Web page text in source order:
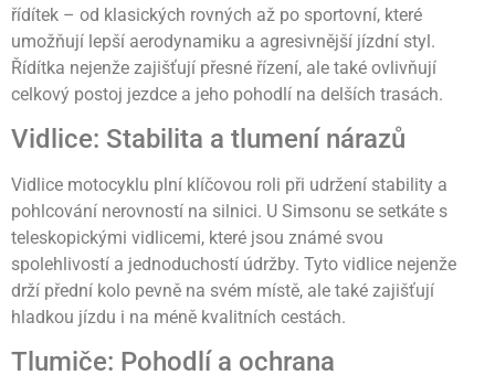
řídítek – od klasických rovných až po sportovní, které
umožňují lepší aerodynamiku a agresivnější jízdní styl.
Řídítka nejenže zajišťují přesné řízení, ale také ovlivňují
celkový postoj jezdce a jeho pohodlí na delších trasách.
Vidlice: Stabilita a tlumení nárazů
Vidlice motocyklu plní klíčovou roli při udržení stability a
pohlcování nerovností na silnici. U Simsonu se setkáte s
teleskopickými vidlicemi, které jsou známé svou
spolehlivostí a jednoduchostí údržby. Tyto vidlice nejenže
drží přední kolo pevně na svém místě, ale také zajišťují
hladkou jízdu i na méně kvalitních cestách.
Tlumiče: Pohodlí a ochrana